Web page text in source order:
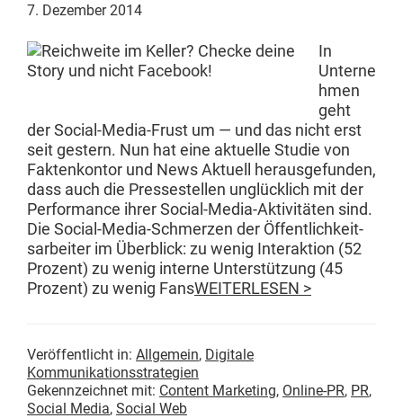
7. Dezember 2014
In
Unterne
hmen
geht
der Social-Media-Frust um — und das nicht erst
seit gestern. Nun hat eine aktuelle Studie von
Fak­tenkon­tor und News Aktuell her­aus­ge­fun­den,
dass auch die Press­es­tellen unglück­lich mit der
Per­for­mance ihrer Social-Media-Aktiv­itäten sind.
Die Social-Media-Schmerzen der Öffentlichkeit­
sar­beit­er im Überblick: zu wenig Inter­ak­tion (52
Prozent) zu wenig interne Unter­stützung (45
Prozent) zu wenig FansWEITERLESEN >
Veröffentlicht in: Allgemein, Digitale
Kommunikationsstrategien
Gekennzeichnet mit: Content Marketing, Online-PR, PR,
Social Media, Social Web